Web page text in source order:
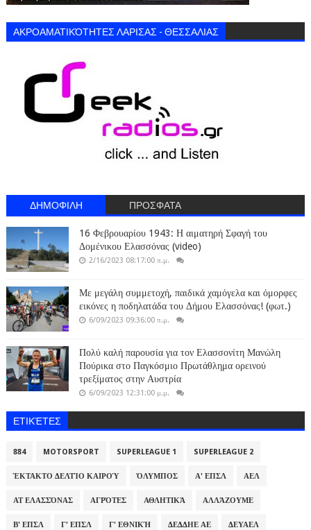
ΑΚΡΟΑΜΑΤΙΚΌΤΗΤΕΣ ΛΑΡΙΣΑΣ - ΘΕΣΣΑΛΙΑΣ
ΔΗΜΟΦΙΛΗ ΠΡΟΣΦΑΤΑ
16 Φεβρουαρίου 1943: Η αιματηρή Σφαγή του
Δομένικου Ελασσόνας (video)
2/16/2023 08:17:00 π.μ.
Με μεγάλη συμμετοχή, παιδικά χαμόγελα και όμορφες
εικόνες η ποδηλατάδα του Δήμου Ελασσόνας! (φωτ.)
6/09/2023 09:36:00 π.μ.
Πολύ καλή παρουσία για τον Ελασσονίτη Μανώλη
Πούρικα στο Παγκόσμιο Πρωτάθλημα ορεινού
τρεξίματος στην Αυστρία
6/09/2023 12:31:00 μ.μ.
ΕΤΙΚΈΤΕΣ
884 MOTORSPORT SUPERLEAGUE 1 SUPERLEAGUE 2
ΈΚΤΑΚΤΟ ΔΕΛΤΊΟ ΚΑΙΡΟΎ ΌΛΥΜΠΟΣ Α' ΕΠΣΛ ΑΕΛ
ΑΤ ΕΛΑΣΣΌΝΑΣ ΑΓΡΌΤΕΣ ΑΘΛΗΤΙΚΆ ΑΛΛΆΖΟΥΜΕ
Β' ΕΠΣΛ Γ' ΕΠΣΛ Γ' ΕΘΝΙΚΉ ΔΕΔΔΗΕ ΑΕ ΔΕΥΑΕΛ